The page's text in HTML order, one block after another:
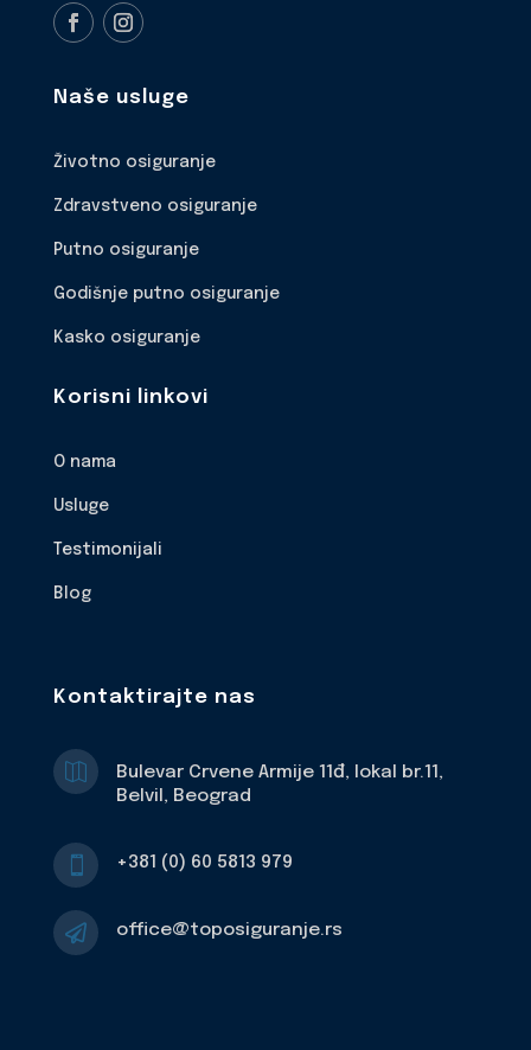
Naše usluge
Životno osiguranje
Zdravstveno osiguranje
Putno osiguranje
Godišnje putno osiguranje
Kasko osiguranje
Korisni linkovi
O nama
Usluge
Testimonijali
Blog
Kontaktirajte nas

Bulevar Crvene Armije 11đ, lokal br.11,
Belvil, Beograd
 +381 (0) 60 5813 979
 office@toposiguranje.rs